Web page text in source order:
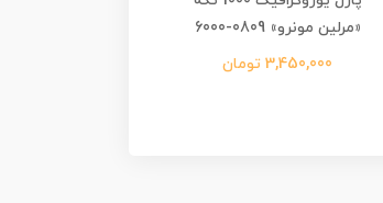
«مرلین مونرو» 0809-6000
3,450,000 تومان